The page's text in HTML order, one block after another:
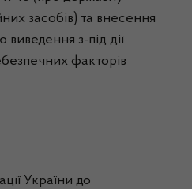
засобів) та внесення
виведення з-під дії
факторів
України до